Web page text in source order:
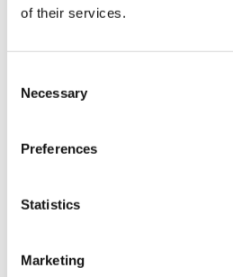
of their services.
Selection
Necessary
Preferences
Statistics
Marketing
お届け開始日：
プレミアムデラックスエディション
お届け開始日：